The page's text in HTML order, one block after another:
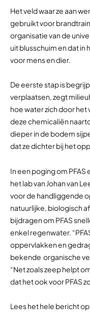
Het veld waar ze aan
gebruikt voor
organisatie van de
uit blusschuim en dat
voor mens en dier.
De eerste stap is
verplaatsen, zegt
hoe water zich door
deze chemicaliën
dieper in de bodem
dat ze dichter bij het
In een poging om
het lab van Johan van
voor de handliggende
natuurlijke, biologisch
bijdragen om PFAS
enkel regenwater.
oppervlakken en
bekende organische
“Net zoals zeep helpt
dat het ook voor PFAS
Lees het hele bericht